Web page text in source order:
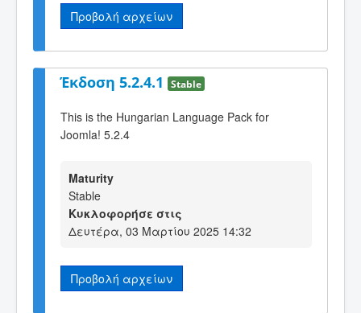
Προβολή αρχείων
Έκδοση 5.2.4.1 Stable
This is the Hungarian Language Pack for
Joomla! 5.2.4
Maturity
Stable
Κυκλοφορήσε στις
Δευτέρα, 03 Μαρτίου 2025 14:32
Προβολή αρχείων